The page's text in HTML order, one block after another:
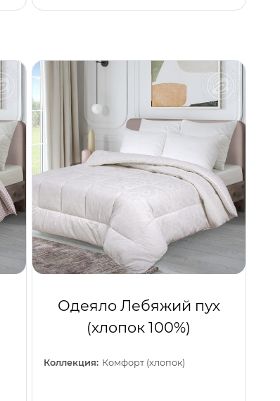
Одеяло Лебяжий пух
(хлопок 100%)
Коллекция: Комфорт (хлопок)